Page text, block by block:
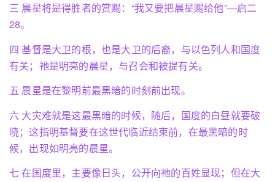
三 晨星将是得胜者的赏赐：“我又要把晨星赐给他”—启二
28。
四 基督是大卫的根，也是大卫的后裔，与以色列人和国度
有关；祂是明亮的晨星，与召会和被提有关。
五 晨星是在黎明前最黑暗的时刻前出现。
六 大灾难就是这最黑暗的时候，随后，国度的白昼就要破
晓；这指明基督要在这世代临近结束前，在最黑暗的时
候，出现如明亮的晨星。
七 在国度里，主要像日头，公开向祂的百姓显现；但在大